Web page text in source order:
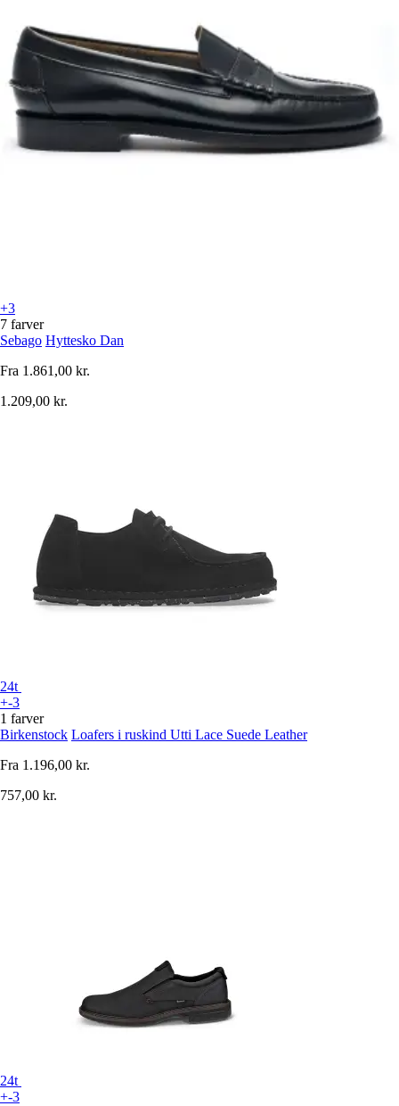
+3
7 farver
Sebago Hyttesko Dan
Fra 1.861,00 kr.
1.209,00 kr.
24t
+-3
1 farver
Birkenstock Loafers i ruskind Utti Lace Suede Leather
Fra 1.196,00 kr.
757,00 kr.
24t
+-3